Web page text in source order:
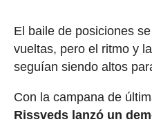
El baile de posiciones
vueltas, pero el ritmo y
seguían siendo altos
Con la campana de
Rissveds lanzó un